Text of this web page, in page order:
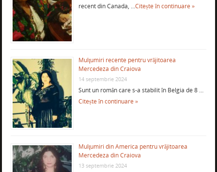
recent din Canada, …Citește în continuare »
Mulţumiri recente pentru vrăjitoarea
Mercedeza din Craiova
14 septembrie 2024
Sunt un român care s-a stabilit în Belgia de 8 …
Citește în continuare »
Mulţumiri din America pentru vrăjitoarea
Mercedeza din Craiova
13 septembrie 2024